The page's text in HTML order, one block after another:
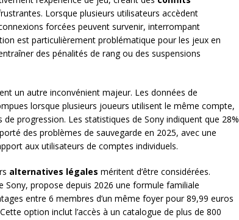
Lorsque plusieurs utilisateurs accèdent
forcées peuvent survenir, interrompant
est particulièrement problématique pour les jeux en
des pénalités de rang ou des suspensions
un autre inconvénient majeur. Les données de
lorsque plusieurs joueurs utilisent le même compte,
de progression. Les statistiques de Sony indiquent que 28%
des problèmes de sauvegarde en 2025, avec une
aux utilisateurs de comptes individuels.
alternatives légales méritent d’être considérées.
Sony, propose depuis 2026 une formule familiale
entre 6 membres d’un même foyer pour 89,99 euros
option inclut l’accès à un catalogue de plus de 800